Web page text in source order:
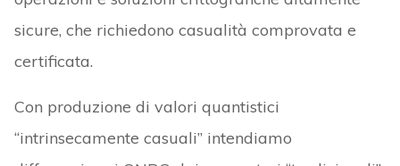
sicure, che richiedono casualità comprovata e
certificata.
Con produzione di valori quantistici
“intrinsecamente casuali” intendiamo